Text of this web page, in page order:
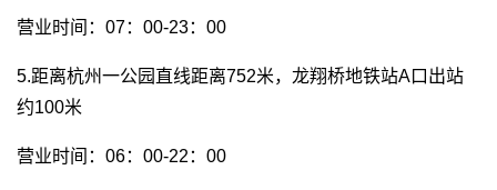
营业时间：07：00-23：00
5.距离杭州一公园直线距离752米，龙翔桥地铁站A口出站
约100米
营业时间：06：00-22：00